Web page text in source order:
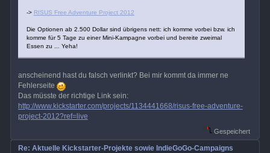
-> RISUS Free Adventure Project 2012
Die Optionen ab 2.500 Dollar sind übrigens nett: ich komme vorbei bzw. ich
komme für 5 Tage zu einer Mini-Kampagne vorbei und bereite zweimal
Essen zu ... Yeha!
anscheinend hast du falsch verlinkt? Bei mir kommt da immer ne
Fehlerseite
Das müsste der richtige Link sein:
http://www.kickstarter.com/projects/1134441668/risus-free-adventure-
project-2012?ref=live
Gespeichert
Re: Aktuelle Kickstarter-Projekte sowie IndieGoGo-Campaigns